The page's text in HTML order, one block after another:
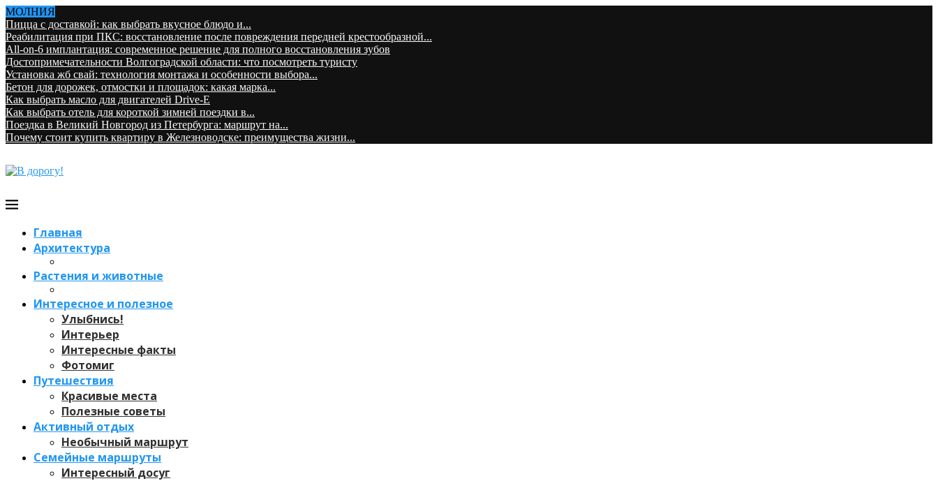
МОЛНИЯ
Пицца с доставкой: как выбрать вкусное блюдо и...
Реабилитация при ПКС: восстановление после повреждения передней крестообразной...
All-on-6 имплантация: современное решение для полного восстановления зубов
Достопримечательности Волгоградской области: что посмотреть туристу
Установка жб свай: технология монтажа и особенности выбора...
Бетон для дорожек, отмостки и площадок: какая марка...
Как выбрать масло для двигателей Drive-E
Как выбрать отель для короткой зимней поездки в...
Поездка в Великий Новгород из Петербурга: маршрут на...
Почему стоит купить квартиру в Железноводске: преимущества жизни...
Главная
Архитектура
Растения и животные
Интересное и полезное
Улыбнись!
Интерьер
Интересные факты
Фотомиг
Путешествия
Красивые места
Полезные советы
Активный отдых
Необычный маршрут
Семейные маршруты
Интересный досуг